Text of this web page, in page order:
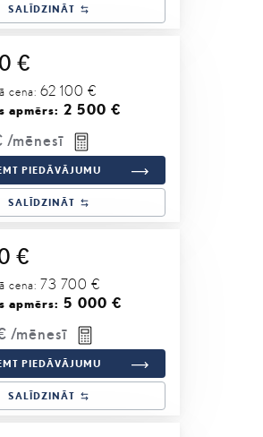
SALĪDZINĀT
€
cena: 62 100 €
apmērs: 2 500 €
/mēnesī
PIEDĀVĀJUMU
SALĪDZINĀT
€
cena: 73 700 €
apmērs: 5 000 €
/mēnesī
PIEDĀVĀJUMU
SALĪDZINĀT